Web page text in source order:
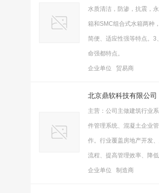
水质清洁，防渗，抗震，
箱和SMC组合式水箱两种
简便、适应性强等特点。
命强都特点。
企业单位 贸易商
北京鼎软科技有限公司
主营：公司主做建筑行业
件管理系统、混凝土企业
作。行业覆盖房地产开发
流程、提高管理效率、降低
企业单位 制造商